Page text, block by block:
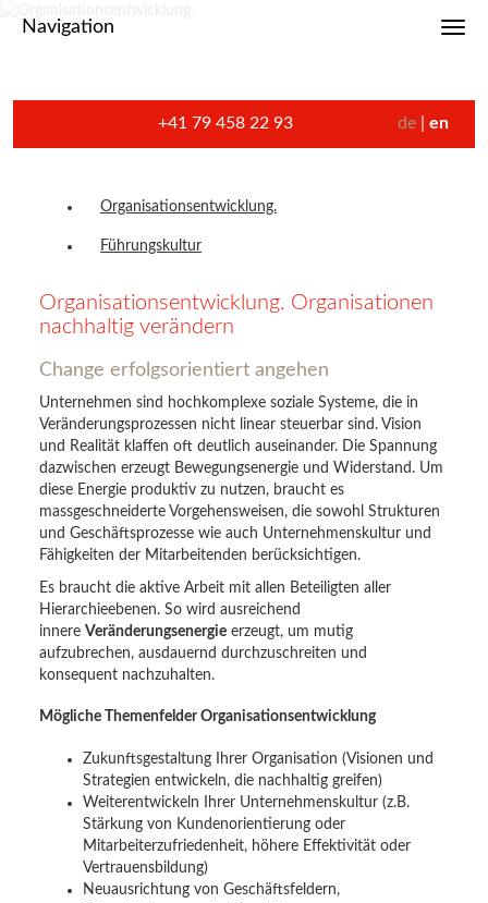
Navigation
+41 79 458 22 93 de en
Organisationsentwicklung.
Führungskultur
Organisationsentwicklung. Organisationen
nachhaltig verändern
Change erfolgsorientiert angehen
Unternehmen sind hochkomplexe soziale Systeme, die in
Veränderungsprozessen nicht linear steuerbar sind. Vision
und Realität klaffen oft deutlich auseinander. Die Spannung
dazwischen erzeugt Bewegungsenergie und Widerstand. Um
diese Energie produktiv zu nutzen, braucht es
massgeschneiderte Vorgehensweisen, die sowohl Strukturen
und Geschäftsprozesse wie auch Unternehmenskultur und
Fähigkeiten der Mitarbeitenden berücksichtigen.
Es braucht die aktive Arbeit mit allen Beteiligten aller
Hierarchieebenen. So wird ausreichend
innere Veränderungsenergie erzeugt, um mutig
aufzubrechen, ausdauernd durchzuschreiten und
konsequent nachzuhalten.
Mögliche Themenfelder Organisationsentwicklung
Zukunftsgestaltung Ihrer Organisation (Visionen und
Strategien entwickeln, die nachhaltig greifen)
Weiterentwickeln Ihrer Unternehmenskultur (z.B.
Stärkung von Kundenorientierung oder
Mitarbeiterzufriedenheit, höhere Effektivität oder
Vertrauensbildung)
Neuausrichtung von Geschäftsfeldern,